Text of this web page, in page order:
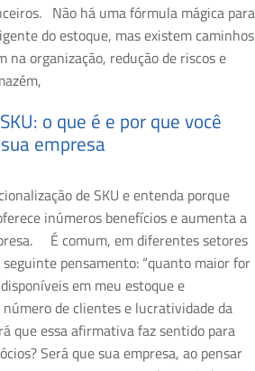
Não há uma fórmula mágica para
do estoque, mas existem caminhos
na organização, redução de riscos e
o que é e por que você
empresa
de SKU e entenda porque
inúmeros benefícios e aumenta a
É comum, em diferentes setores
pensamento: “quanto maior for
em meu estoque e
de clientes e lucratividade da
que essa afirmativa faz sentido para
Será que sua empresa, ao pensar